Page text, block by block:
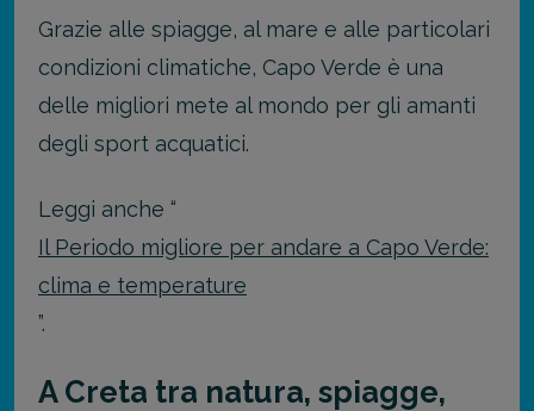
Grazie alle spiagge, al mare e alle particolari
condizioni climatiche, Capo Verde è una
delle migliori mete al mondo per gli amanti
degli sport acquatici.
Leggi anche “
Il Periodo migliore per andare a Capo Verde:
clima e temperature
”.
A Creta tra natura, spiagge,